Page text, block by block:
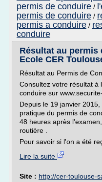
permis de conduire /
permis de conduire /
permis a conduire /
conduire
Résultat au permis
Ecole CER
Résultat au Permis de
Consultez votre résultat à
conduire sur
Depuis le 19 janvier
pratique du permis de
48 heures après
routière .
Pour savoir si l'on a été
Lire la suite
Site : http://cer-toulouse-